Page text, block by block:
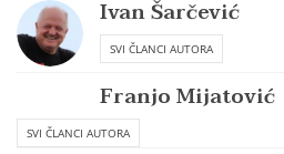
Ivan Šarčević
SVI ČLANCI AUTORA
Franjo Mijatović
SVI ČLANCI AUTORA